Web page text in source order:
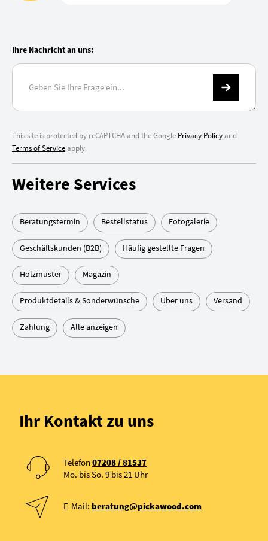
Ihre Nachricht an uns:
This site is protected by reCAPTCHA and the Google Privacy Policyand
Terms of Serviceapply.
Weitere Services
Beratungstermin Bestellstatus Fotogalerie
Geschäftskunden (B2B) Häufig gestellte Fragen
Holzmuster Magazin
Produktdetails & Sonderwünsche Über uns Versand
Zahlung Alle anzeigen
Ihr Kontakt zu uns
Telefon 07208 / 81537
Mo. bis So. 9 bis 21 Uhr
E-Mail: beratung@pickawood.com